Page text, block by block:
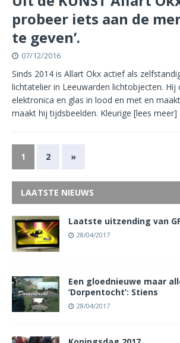
probeer iets aan de
te geven’.
07/12/2016
Sinds 2014 is Allart Okx actief als
lichtatelier in Leeuwarden lichtobjecten. Hij
elektronica en glas in lood en met en
maakt hij tijdsbeelden. Kleurige [lees meer]
1 2 »
LAATSTE NIEUWS
Laatste uitzending van
28/04/2017
Een gloednieuwe maar
‘Dorpentocht’: Stiens
28/04/2017